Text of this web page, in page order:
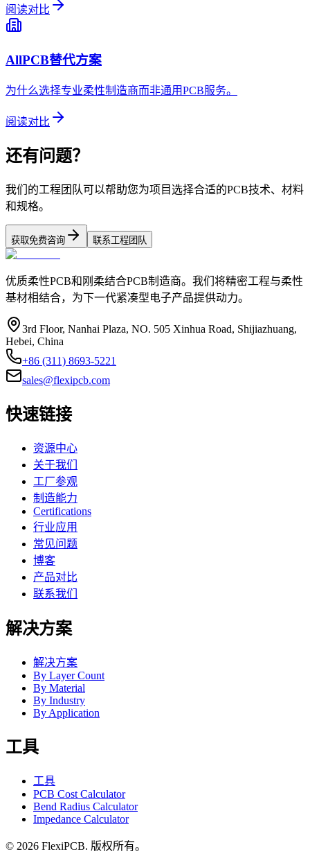
阅读对比
AllPCB替代方案
为什么选择专业柔性制造商而非通用PCB服务。
阅读对比
还有问题？
我们的工程团队可以帮助您为项目选择合适的PCB技术、材料
和规格。
获取免费咨询 联系工程团队
优质柔性PCB和刚柔结合PCB制造商。我们将精密工程与柔性
基材相结合，为下一代紧凑型电子产品提供动力。
3rd Floor, Nanhai Plaza, NO. 505 Xinhua Road, Shijiazhuang,
Hebei, China
+86 (311) 8693-5221
sales@flexipcb.com
快速链接
资源中心
关于我们
工厂参观
制造能力
Certifications
行业应用
常见问题
博客
产品对比
联系我们
解决方案
解决方案
By Layer Count
By Material
By Industry
By Application
工具
工具
PCB Cost Calculator
Bend Radius Calculator
Impedance Calculator
© 2026 FlexiPCB. 版权所有。